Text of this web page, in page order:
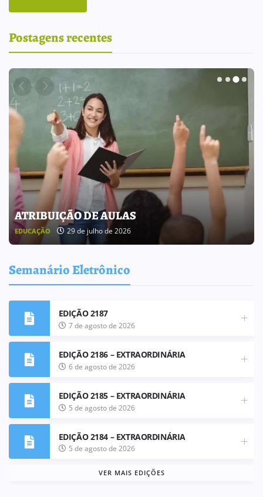
Postagens recentes
BOLETIM INFORMATIVO 238
BOLETIM INFORMATIVO 25 de julho de 2026
Semanário Eletrônico
EDIÇÃO 2187
7 de agosto de 2026
EDIÇÃO 2186 – EXTRAORDINÁRIA
6 de agosto de 2026
EDIÇÃO 2185 – EXTRAORDINÁRIA
5 de agosto de 2026
EDIÇÃO 2184 – EXTRAORDINÁRIA
5 de agosto de 2026
VER MAIS EDIÇÕES